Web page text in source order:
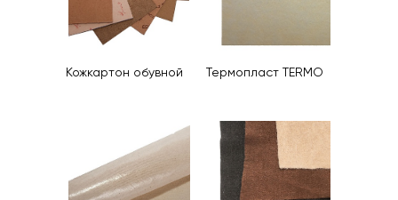
Кожкартон обувной Термопласт TERMO